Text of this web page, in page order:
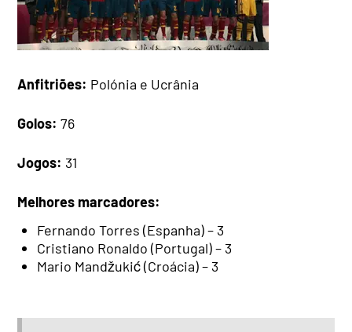
Anfitriões: Polónia e Ucrânia
Golos: 76
Jogos: 31
Melhores marcadores:
Fernando Torres (Espanha) – 3
Cristiano Ronaldo (Portugal) – 3
Mario Mandžukić (Croácia) – 3